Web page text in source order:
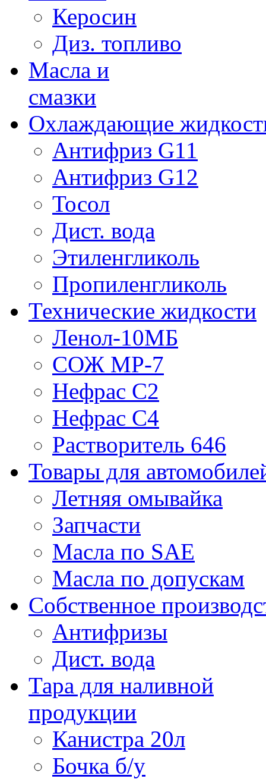
Керосин
Диз. топливо
Масла и
смазки
Охлаждающие
Антифриз G11
Антифриз G12
Тосол
Дист. вода
Этиленгликоль
Пропиленгликоль
Технические жидкости
Ленол-10МБ
СОЖ МР-7
Нефрас С2
Нефрас С4
Растворитель 646
Товары для
Летняя омывайка
Запчасти
Масла по SAE
Масла по допускам
Собственное
Антифризы
Дист. вода
Тара для наливной
продукции
Канистра 20л
Бочка б/у